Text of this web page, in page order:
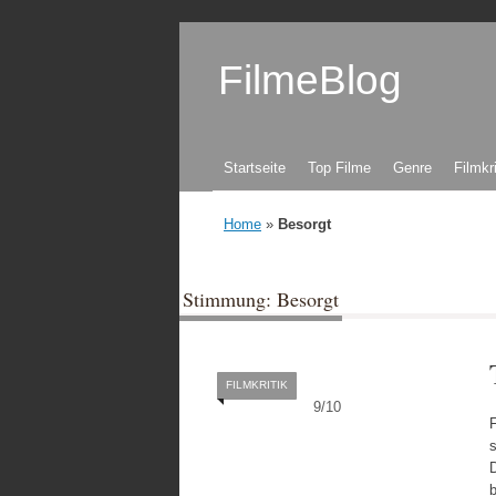
FilmeBlog
Zum Inhalt springen
Startseite Top Filme Genre
Home » Besorgt
Stimmung: Besorgt
9/10
FILMKRITIK